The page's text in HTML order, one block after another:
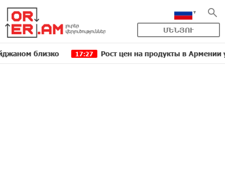
ՄԵՆՅՈՒ
близко 17:27 Рост цен на продукты в Армении